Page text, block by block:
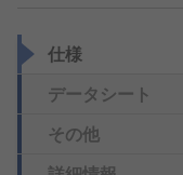
仕様
データシート
その他